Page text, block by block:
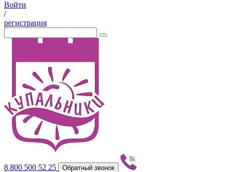
Войти
/
регистрация
8 800 500 52 25 Обратный звонок